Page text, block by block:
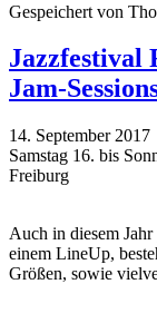
Gespeichert von
Jazzfestival
Jam-
14. September 2017
Samstag 16. bis
Freiburg
Auch in diesem
einem LineUp,
Größen, sowie